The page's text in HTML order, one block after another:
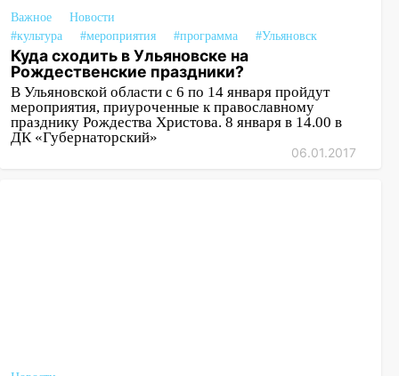
Важное
Новости
#культура
#мероприятия #программа #Ульяновск
Куда сходить в Ульяновске на
Рождественские праздники?
В Ульяновской области с 6 по 14 января пройдут
мероприятия, приуроченные к православному
празднику Рождества Христова. 8 января в 14.00 в
ДК «Губернаторский»
06.01.2017